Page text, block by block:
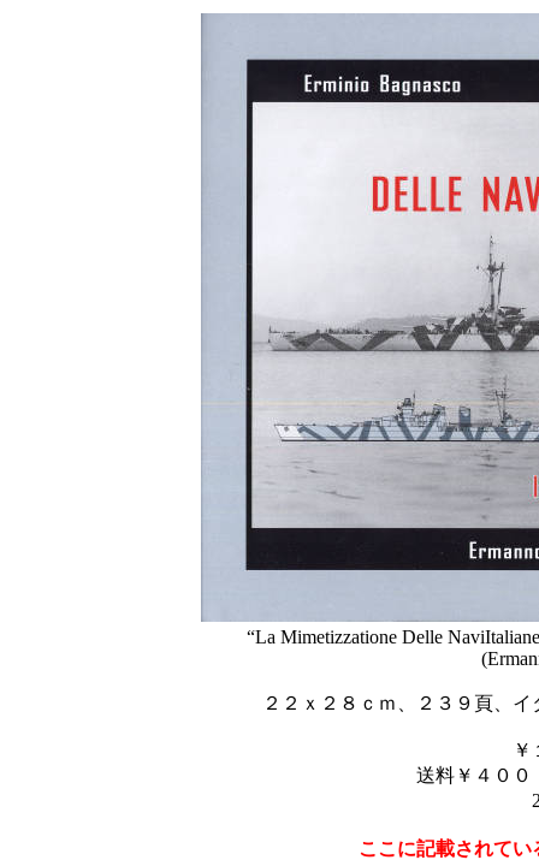
“La Mimetizzatione Delle
２２ｘ２８ｃｍ、２３９頁、
送料￥４００
ここに記載されて